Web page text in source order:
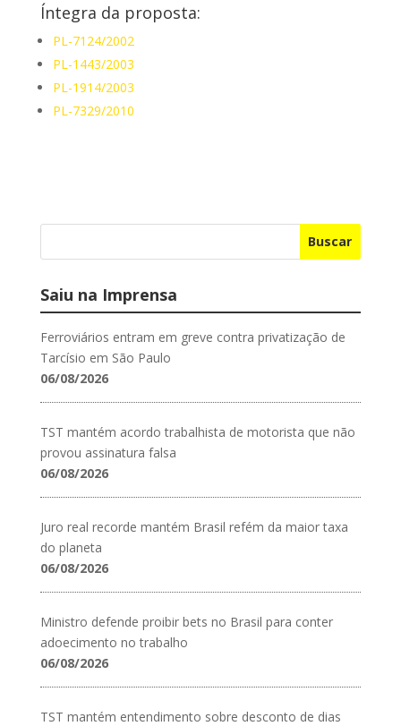
Íntegra da proposta:
PL-7124/2002
PL-1443/2003
PL-1914/2003
PL-7329/2010
Buscar
Saiu na Imprensa
Ferroviários entram em greve contra privatização de
Tarcísio em São Paulo
06/08/2026
TST mantém acordo trabalhista de motorista que não
provou assinatura falsa
06/08/2026
Juro real recorde mantém Brasil refém da maior taxa
do planeta
06/08/2026
Ministro defende proibir bets no Brasil para conter
adoecimento no trabalho
06/08/2026
TST mantém entendimento sobre desconto de dias